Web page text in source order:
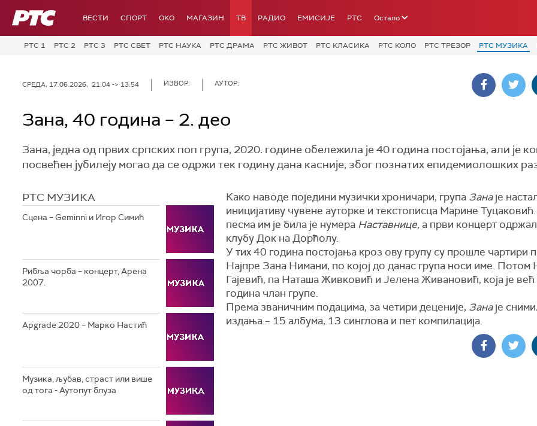
РТС ВЕСТИ СПОРТ OKO МАГАЗИН ТВ РАДИО ЕМИСИЈЕ РТС Остало
РТС 1 РТС 2 РТС 3 РТС СВЕТ РТС НАУКА РТС ДРАМА РТС ЖИВОТ РТС КЛАСИКА РТС КОЛО РТС ТРЕЗОР РТС МУЗИКА
СРЕДА, 17.06.2026, 21:04 -> 13:54 ИЗВОР: АУТОР:
Зана, 40 година – 2. део
Зана, једна од првих српских поп група, 2020. године обележила је 40 година постојања, али је
посвећен јубилеју могао да се одржи тек годину дана касније, због познатих епидемиолошких
РТС МУЗИКА
Сцена – Geminni и Игор Симић
Рибља чорба – концерт, Арена
2007.
Apgrade 2020 – Марко Настић
Музика, љубав, страст или више
од тога - Аутопут блуза
Како наводе поједини музички хроничари, група Занаје
иницијативу чувене ауторке и текстописца Марине
песма им је била је нумера Наставнице, а први концерт
клубу Док на Дорћолу.
У тих 40 година постојања кроз ову групу су прошле чартири
Најпре Зана Нимани, по којој до данас група носи име. Потом
Гајевић, па Наташа Живковић и Јелена Живановић, која је
година члан групе.
Према званичним подацима, за четири деценије, Занаје
издања – 15 албума, 13 синглова и пет компилација.